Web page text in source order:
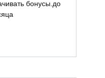
бонусы.до